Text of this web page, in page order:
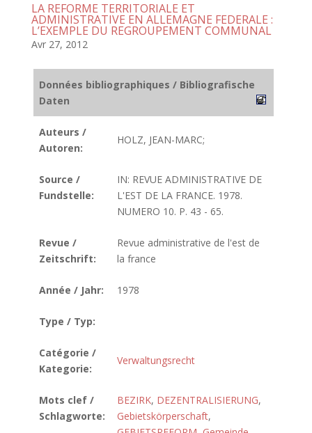
LA REFORME TERRITORIALE ET
ADMINISTRATIVE EN ALLEMAGNE FEDERALE :
L’EXEMPLE DU REGROUPEMENT COMMUNAL
Avr 27, 2012
Données bibliographiques / Bibliografische
Daten
Auteurs /
Autoren:
HOLZ, JEAN-MARC;
Source /
Fundstelle:
IN: REVUE ADMINISTRATIVE DE
L'EST DE LA FRANCE. 1978.
NUMERO 10. P. 43 - 65.
Revue /
Zeitschrift:
Revue administrative de l'est de
la france
Année / Jahr: 1978
Type / Typ:
Catégorie /
Kategorie:
Verwaltungsrecht
Mots clef /
Schlagworte:
BEZIRK, DEZENTRALISIERUNG,
Gebietskörperschaft,